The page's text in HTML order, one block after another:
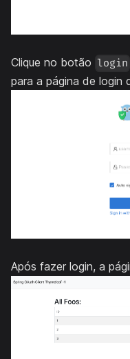
Clique no botão login
para a página de login
Após fazer login, a